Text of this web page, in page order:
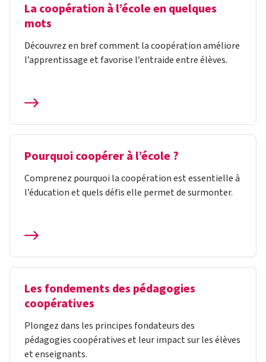
La coopération à l’école en quelques
mots
Découvrez en bref comment la coopération améliore
l’apprentissage et favorise l’entraide entre élèves.
Pourquoi coopérer à l’école ?
Comprenez pourquoi la coopération est essentielle à
l’éducation et quels défis elle permet de surmonter.
Les fondements des pédagogies
coopératives
Plongez dans les principes fondateurs des
pédagogies coopératives et leur impact sur les élèves
et enseignants.